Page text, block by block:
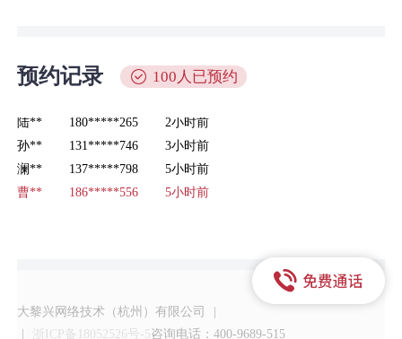
预约记录 100人已预约
孙** 131*****746
3小时前
澜**
137*****798
5小时前
曹**
186*****556
5小时前
刘**
189*****952
6小时前
慕**
135*****278
45分钟前
大黎兴网络技术（杭州）有限公司
|
|
浙ICP备18052526号-5咨询电话：400-9689-515